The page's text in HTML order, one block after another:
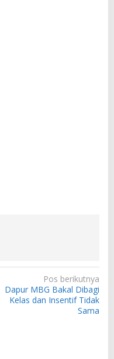
Pos berikutnya
Dapur MBG Bakal Dibagi
Kelas dan Insentif Tidak
Sama